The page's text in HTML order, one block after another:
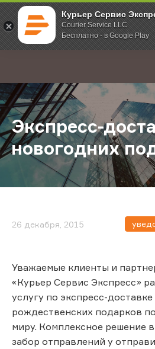
Курьер Сервис
Courier Service LLC
Бесплатно - в Google Play
; Главная О компании Новости
Экспресс-
новогодних
26 декабря, 2015
Уважаемые клиенты и
«Курьер Сервис Экспресс»
услугу по экспресс-
рождественских подарков
миру. Комплексное решение
забор отправлений у